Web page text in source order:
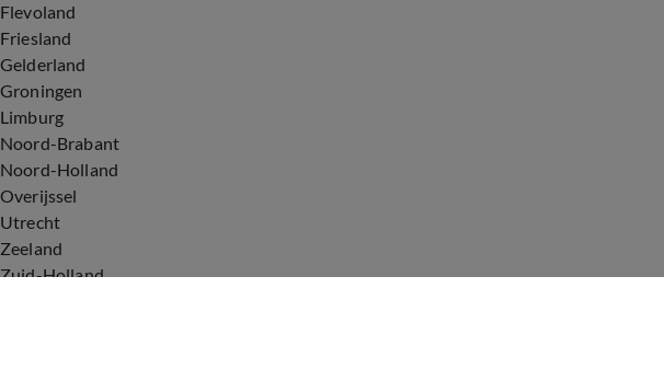
Flevoland
Friesland
Gelderland
Groningen
Limburg
Noord-Brabant
Noord-Holland
Overijssel
Utrecht
Zeeland
Zuid-Holland